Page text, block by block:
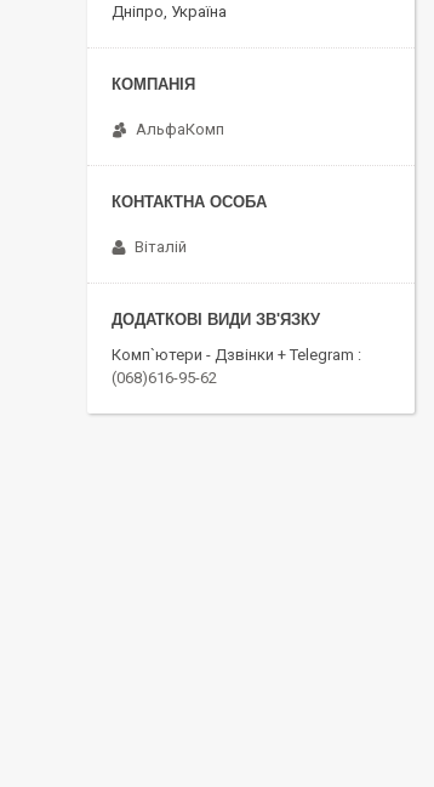
Дніпро, Україна
АльфаКомп
Віталій
Комп`ютери - Дзвінки + Telegram
(068)616-95-62